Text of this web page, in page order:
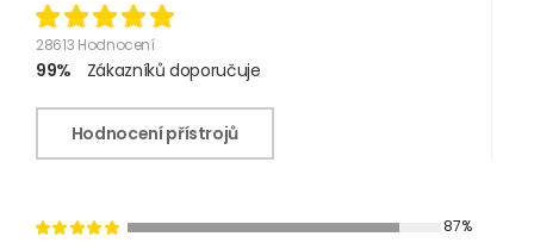
28613 Hodnocení
99% Zákazníků doporučuje
Hodnocení přístrojů
87%